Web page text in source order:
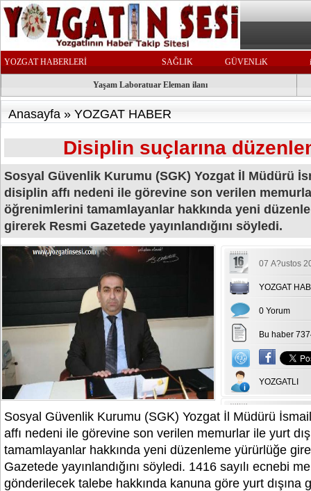
YOZGAT HABERLERİ SAĞLIK GÜVENLiK
Yaşam Laboratuar Eleman ilanı
Anasayfa » YOZGAT HABER
Disiplin suçlarına
Sosyal Güvenlik Kurumu (SGK) Yozgat İl Müdürü
disiplin affı nedeni ile görevine son verilen
öğrenimlerini tamamlayanlar hakkında yeni
girerek Resmi Gazetede yayınlandığını söyledi.
07 A?ustos
YOZGAT
0 Yorum
Bu haber
YOZGATLI
Sosyal Güvenlik Kurumu (SGK) Yozgat İl Müdürü
affı nedeni ile görevine son verilen memurlar ile yurt
tamamlayanlar hakkında yeni düzenleme yürürlüğe
Gazetede yayınlandığını söyledi. 1416 sayılı ecnebi
gönderilecek talebe hakkında kanuna göre yurt dışına